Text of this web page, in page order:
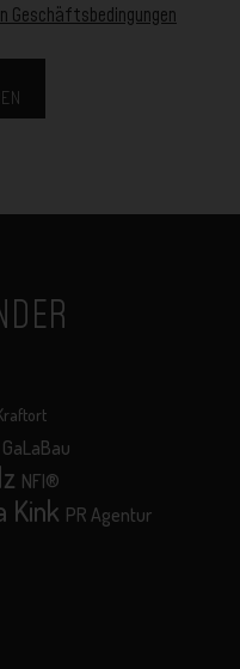
Geschäftsbedingungen
GaLaBau
NFI®
Kink PR Agentur